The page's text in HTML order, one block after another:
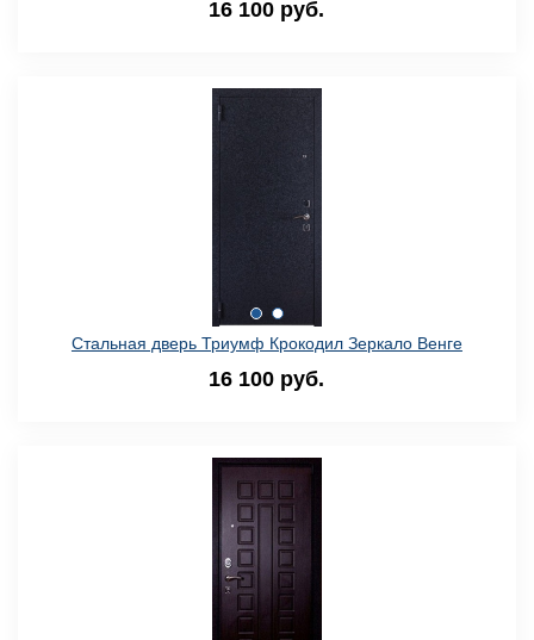
16 100 руб.
Стальная дверь Триумф Крокодил Зеркало Венге
16 100 руб.